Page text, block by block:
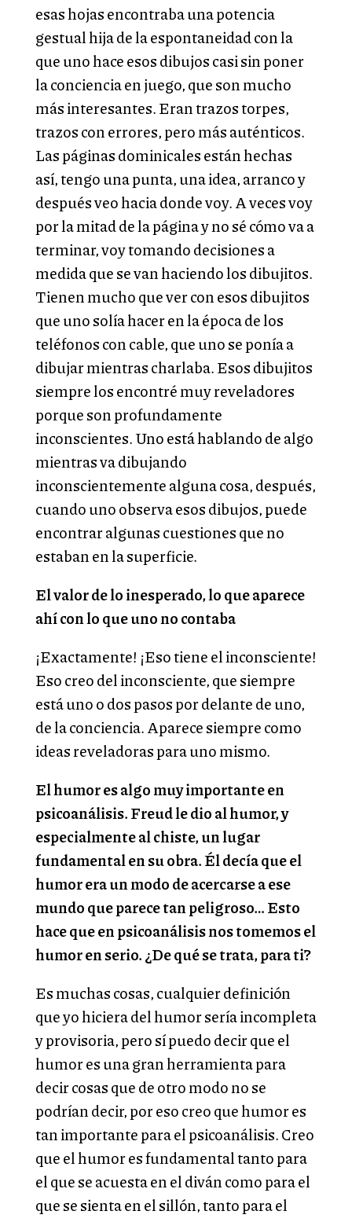
esas hojas encontraba una potencia
gestual hija de la espontaneidad con la
que uno hace esos dibujos casi sin poner
la conciencia en juego, que son mucho
más interesantes. Eran trazos torpes,
trazos con errores, pero más auténticos.
Las páginas dominicales están hechas
así, tengo una punta, una idea, arranco y
después veo hacia donde voy. A veces voy
por la mitad de la página y no sé cómo va a
terminar, voy tomando decisiones a
medida que se van haciendo los dibujitos.
Tienen mucho que ver con esos dibujitos
que uno solía hacer en la época de los
teléfonos con cable, que uno se ponía a
dibujar mientras charlaba. Esos dibujitos
siempre los encontré muy reveladores
porque son profundamente
inconscientes. Uno está hablando de algo
mientras va dibujando
inconscientemente alguna cosa, después,
cuando uno observa esos dibujos, puede
encontrar algunas cuestiones que no
estaban en la superficie.
El valor de lo inesperado, lo que aparece
ahí con lo que uno no contaba
¡Exactamente! ¡Eso tiene el inconsciente!
Eso creo del inconsciente, que siempre
está uno o dos pasos por delante de uno,
de la conciencia. Aparece siempre como
ideas reveladoras para uno mismo.
El humor es algo muy importante en
psicoanálisis. Freud le dio al humor, y
especialmente al chiste, un lugar
fundamental en su obra. Él decía que el
humor era un modo de acercarse a ese
mundo que parece tan peligroso… Esto
hace que en psicoanálisis nos tomemos el
humor en serio. ¿De qué se trata, para ti?
Es muchas cosas, cualquier definición
que yo hiciera del humor sería incompleta
y provisoria, pero sí puedo decir que el
humor es una gran herramienta para
decir cosas que de otro modo no se
podrían decir, por eso creo que humor es
tan importante para el psicoanálisis. Creo
que el humor es fundamental tanto para
el que se acuesta en el diván como para el
que se sienta en el sillón, tanto para el